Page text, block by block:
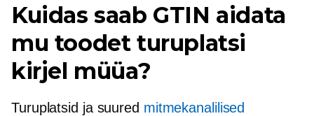
Kuidas saab GTIN aidata
mu toodet turuplatsi
kirjel müüa?
Turuplatsid ja suured mitmekanalilised